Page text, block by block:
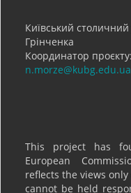
Київський столичний
Грінченка
Координатор
n.morze@kubg.edu.ua
This project has
European
reflects the views
cannot be held